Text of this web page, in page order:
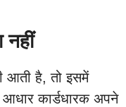
नहीं
आती है, तो इसमें
कार्डधारक अपने